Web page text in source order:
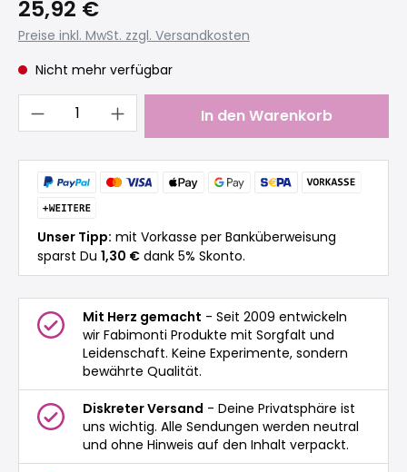
25,92 €
Preise inkl. MwSt. zzgl. Versandkosten
Nicht mehr verfügbar
Produkt Anzahl: Gib den
In den Warenkorb
Unser Tipp: mit Vorkasse per Banküberweisung
sparst Du 1,30 € dank 5% Skonto.
Mit Herz gemacht - Seit 2009 entwickeln
wir Fabimonti Produkte mit Sorgfalt und
Leidenschaft. Keine Experimente, sondern
bewährte Qualität.
Diskreter Versand - Deine Privatsphäre ist
uns wichtig. Alle Sendungen werden neutral
und ohne Hinweis auf den Inhalt verpackt.